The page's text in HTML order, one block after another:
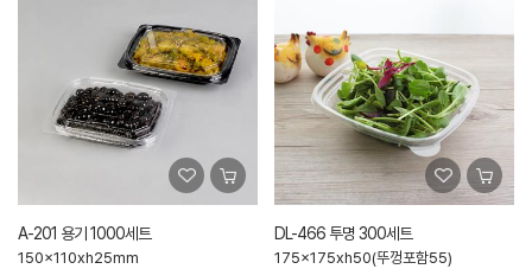
A-201 용기 1000세트
150x110xh25mm
DL-466 투명 300세트
175x175xh50(뚜껑포함55)